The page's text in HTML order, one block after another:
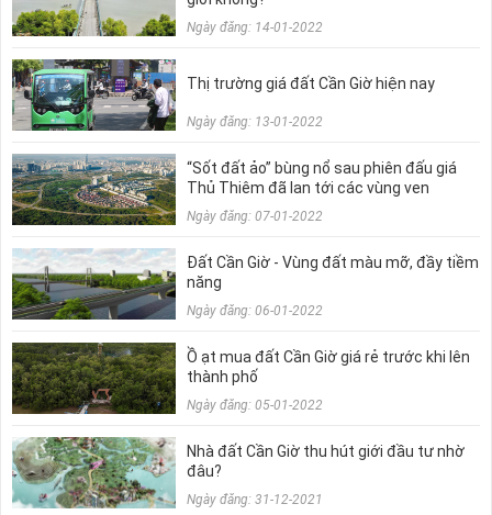
Ngày đăng: 14-01-2022
Thị trường giá đất Cần Giờ hiện nay
Ngày đăng: 13-01-2022
“Sốt đất ảo” bùng nổ sau phiên đấu giá
Thủ Thiêm đã lan tới các vùng ven
Ngày đăng: 07-01-2022
Đất Cần Giờ - Vùng đất màu mỡ, đầy tiềm
năng
Ngày đăng: 06-01-2022
Ồ ạt mua đất Cần Giờ giá rẻ trước khi lên
thành phố
Ngày đăng: 05-01-2022
Nhà đất Cần Giờ thu hút giới đầu tư nhờ
đâu?
Ngày đăng: 31-12-2021